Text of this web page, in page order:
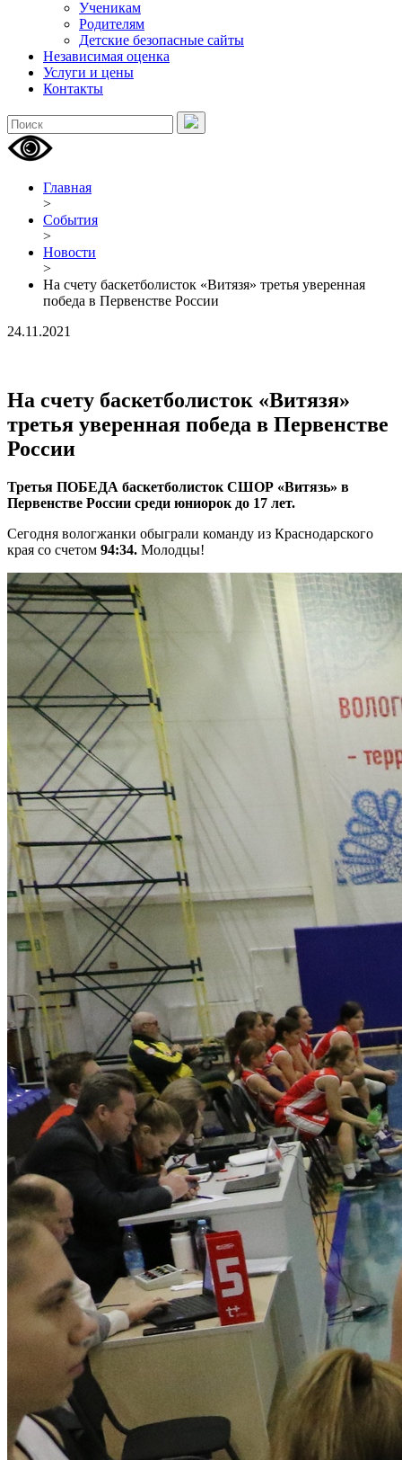
Ученикам
Родителям
Детские безопасные сайты
Независимая оценка
Услуги и цены
Контакты
Главная
>
События
>
Новости
>
На счету баскетболисток «Витязя» третья уверенная
победа в Первенстве России
24.11.2021
На счету баскетболисток «Витязя»
третья уверенная победа в Первенстве
России
Третья ПОБЕДА баскетболисток СШОР «Витязь» в
Первенстве России среди юниорок до 17 лет.
Сегодня вологжанки обыграли команду из Краснодарского
края со счетом 94:34. Молодцы!